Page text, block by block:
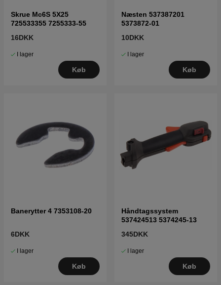
Skrue Mc6S 5X25
725533355 7255333-55
16DKK
I lager
Køb
Næsten 537387201
5373872-01
10DKK
I lager
Køb
Banerytter 4 7353108-20
6DKK
I lager
Køb
Håndtagssystem
537424513 5374245-13
345DKK
I lager
Køb